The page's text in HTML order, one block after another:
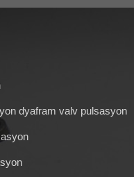
dyafram valv pulsasyon